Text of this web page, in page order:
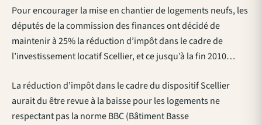
Pour encourager la mise en chantier de logements neufs, les
députés de la commission des finances ont décidé de
maintenir à 25% la réduction d’impôt dans le cadre de
l’investissement locatif Scellier, et ce jusqu’à la fin 2010…
La réduction d’impôt dans le cadre du dispositif Scellier
aurait du être revue à la baisse pour les logements ne
respectant pas la norme BBC (Bâtiment Basse